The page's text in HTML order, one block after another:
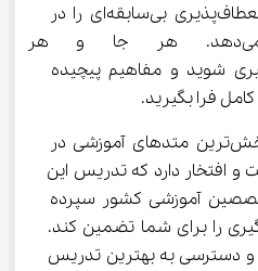
، آزادی و انعطاف‌پذیری بی‌سابقه‌ای را در
اختیار شما قرار می‌دهد. هر
شوید و مفاهیم پیچیده
فرا بگیرید.
آی نو از نوین‌ترین و اثربخش‌ترین متدهای آموزشی در
و افتخار دارد که تدریس این
آموزشی کشور سپرده
را برای شما تضمین کند.
و دسترسی به بهترین تدریس